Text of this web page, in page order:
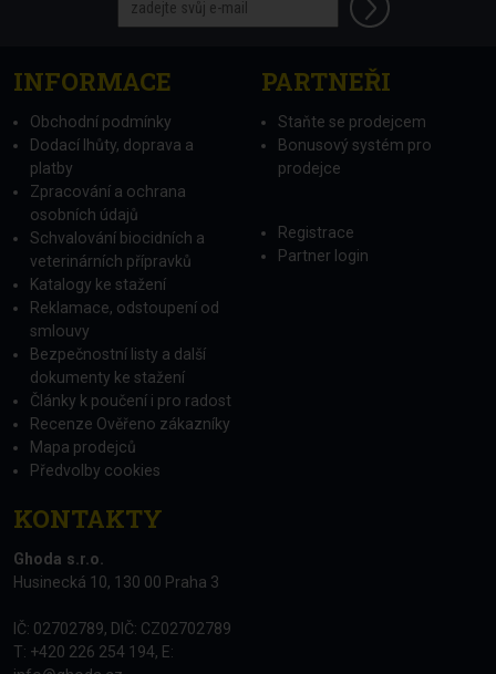
INFORMACE
Obchodní podmínky
Dodací lhůty, doprava a
platby
Zpracování a ochrana
osobních údajů
Schvalování biocidních a
veterinárních přípravků
Katalogy ke stažení
Reklamace, odstoupení od
smlouvy
Bezpečnostní listy a další
dokumenty ke stažení
Články k poučení i pro radost
Recenze Ověřeno zákazníky
Mapa prodejců
Předvolby cookies
PARTNEŘI
Staňte se prodejcem
Bonusový systém pro
prodejce
Registrace
Partner login
KONTAKTY
Ghoda s.r.o.
Husinecká 10, 130 00 Praha 3
IČ: 02702789, DIČ: CZ02702789
T: +420 226 254 194, E: